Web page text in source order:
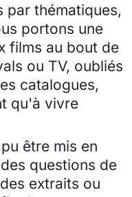
par thématiques,
portons une
films au bout de
ou TV, oubliés
catalogues,
qu'à vivre
être mis en
questions de
extraits ou